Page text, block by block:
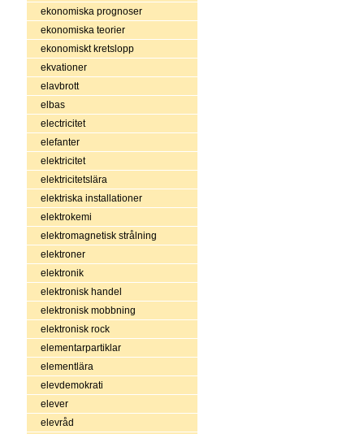
ekonomiska prognoser
ekonomiska teorier
ekonomiskt kretslopp
ekvationer
elavbrott
elbas
electricitet
elefanter
elektricitet
elektricitetslära
elektriska installationer
elektrokemi
elektromagnetisk strålning
elektroner
elektronik
elektronisk handel
elektronisk mobbning
elektronisk rock
elementarpartiklar
elementlära
elevdemokrati
elever
elevråd